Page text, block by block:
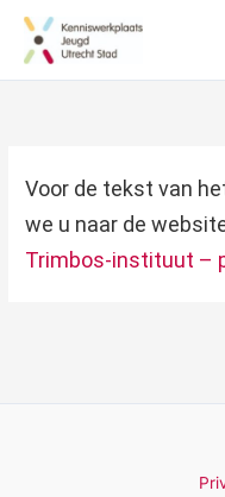
Voor de tekst van
we u naar de
Trimbos-instituut –